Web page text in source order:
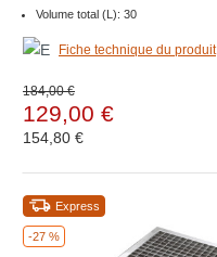
Volume total (L): 30
Fiche technique du produit
184,00 €
129,00 €
154,80 €
-27 %
Express